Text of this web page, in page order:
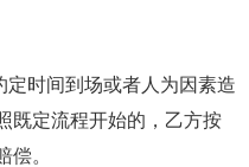
定时间到场或者人为因素造
既定流程开始的，乙方按
偿。